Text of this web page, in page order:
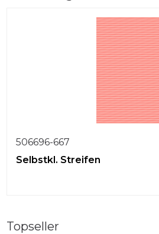
506696-667
Selbstkl. Streifen
Topseller